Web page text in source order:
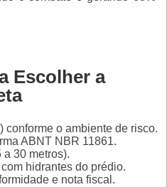
Escolher a
conforme o ambiente de risco.
ABNT NBR 11861.
a 30 metros).
hidrantes do prédio.
e nota fiscal.